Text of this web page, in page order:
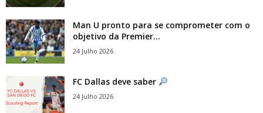
Man U pronto para se comprometer com o
objetivo da Premier...
24 Julho 2026
FC Dallas deve saber
24 Julho 2026